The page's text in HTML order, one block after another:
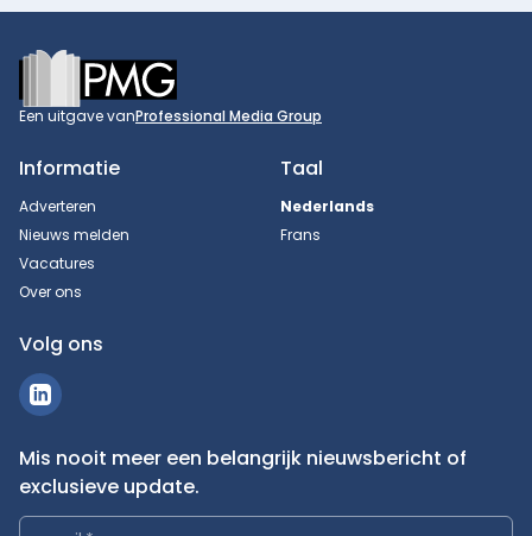
Footer
Een uitgave vanProfessional Media Group
Informatie
Adverteren
Nieuws melden
Vacatures
Over ons
Taal
Nederlands
Frans
Volg ons
Mis nooit meer een belangrijk nieuwsbericht of
exclusieve update.